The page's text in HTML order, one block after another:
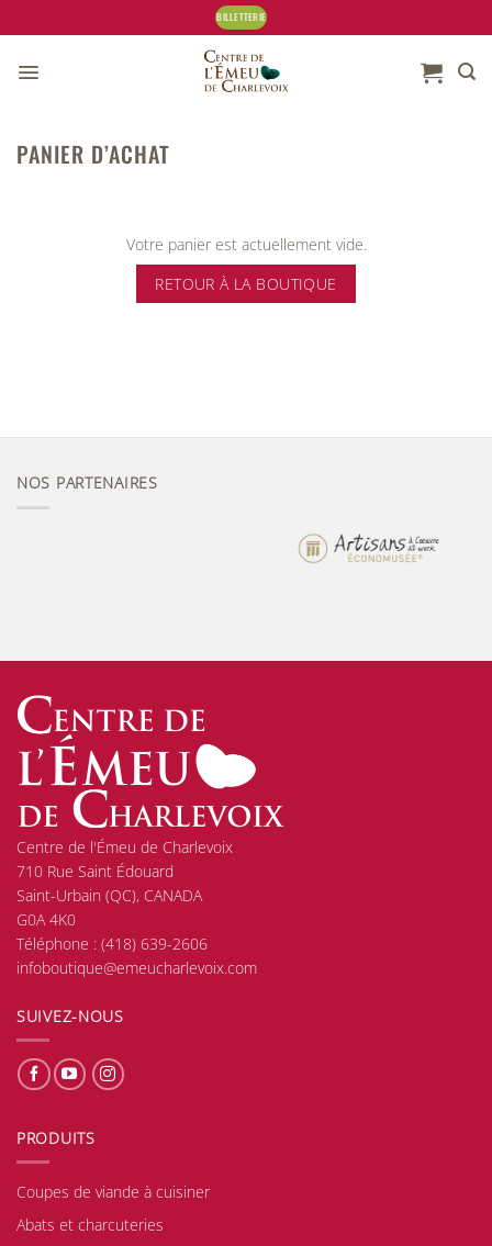
to
BILLETTERIE
PANIER D’ACHAT
Votre panier est actuellement vide.
RETOUR À LA BOUTIQUE
NOS PARTENAIRES
Centre de l'Émeu de Charlevoix
710 Rue Saint Édouard
Saint-Urbain (QC), CANADA
G0A 4K0
Téléphone : (418) 639-2606
infoboutique@emeucharlevoix.com
SUIVEZ-NOUS
PRODUITS
Coupes de viande à cuisiner
Abats et charcuteries